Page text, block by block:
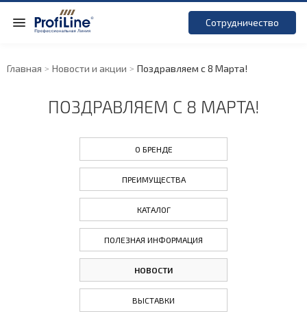
Сотрудничество
Главная Новости и акции Поздравляем с 8 Марта!
ПОЗДРАВЛЯЕМ С 8 МАРТА!
О БРЕНДЕ
ПРЕИМУЩЕСТВА
КАТАЛОГ
ПОЛЕЗНАЯ ИНФОРМАЦИЯ
НОВОСТИ
ВЫСТАВКИ